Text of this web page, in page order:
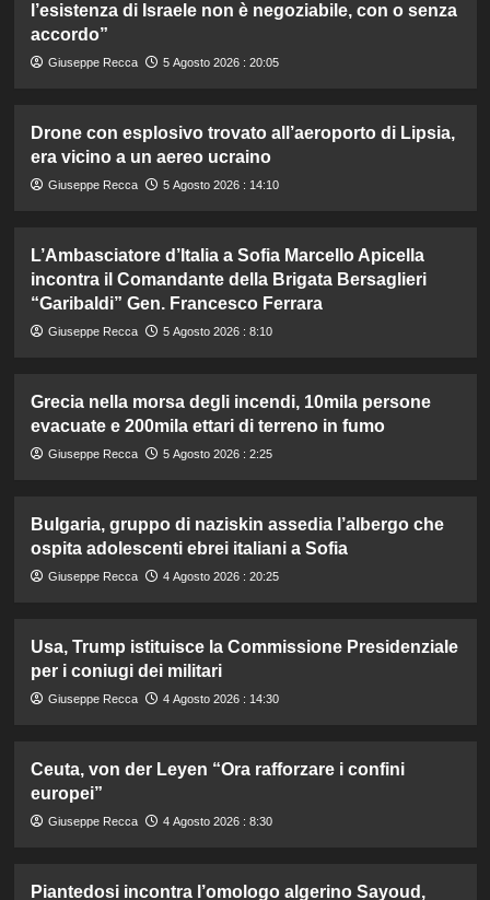
l’esistenza di Israele non è negoziabile, con o senza
accordo”
Giuseppe Recca 5 Agosto 2026 : 20:05
Drone con esplosivo trovato all’aeroporto di Lipsia,
era vicino a un aereo ucraino
Giuseppe Recca 5 Agosto 2026 : 14:10
L’Ambasciatore d’Italia a Sofia Marcello Apicella
incontra il Comandante della Brigata Bersaglieri
“Garibaldi” Gen. Francesco Ferrara
Giuseppe Recca 5 Agosto 2026 : 8:10
Grecia nella morsa degli incendi, 10mila persone
evacuate e 200mila ettari di terreno in fumo
Giuseppe Recca 5 Agosto 2026 : 2:25
Bulgaria, gruppo di naziskin assedia l’albergo che
ospita adolescenti ebrei italiani a Sofia
Giuseppe Recca 4 Agosto 2026 : 20:25
Usa, Trump istituisce la Commissione Presidenziale
per i coniugi dei militari
Giuseppe Recca 4 Agosto 2026 : 14:30
Ceuta, von der Leyen “Ora rafforzare i confini
europei”
Giuseppe Recca 4 Agosto 2026 : 8:30
Piantedosi incontra l’omologo algerino Sayoud,